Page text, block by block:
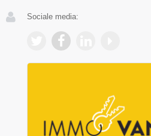
Sociale media: